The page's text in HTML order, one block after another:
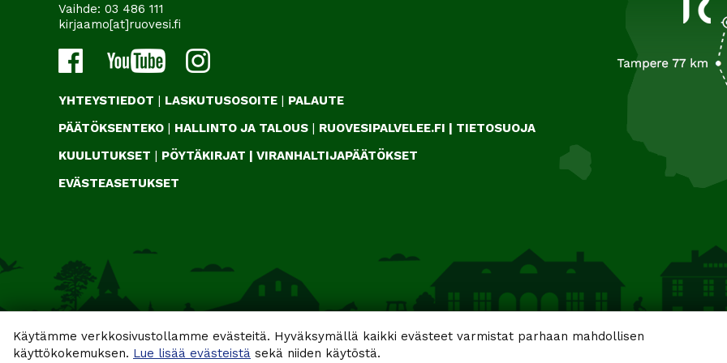
Käytämme verkkosivustollamme evästeitä. Hyväksymällä kaikki evästeet varmistat parhaan mahdollisen
käyttökokemuksen. Lue lisää evästeistä sekä niiden käytöstä.
Vaihde: 03 486 111
kirjaamo[at]ruovesi.fi
YHTEYSTIEDOT | LASKUTUSOSOITE | PALAUTE
PÄÄTÖKSENTEKO | HALLINTO JA TALOUS | RUOVESIPALVELEE.FI | TIETOSUOJA
KUULUTUKSET | PÖYTÄKIRJAT | VIRANHALTIJAPÄÄTÖKSET
EVÄSTEASETUKSET